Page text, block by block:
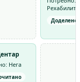
Доделено
Нега